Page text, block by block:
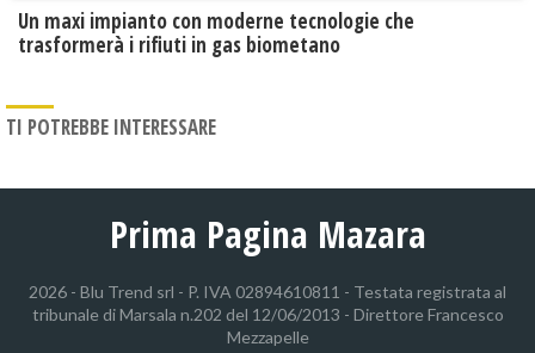
Un maxi impianto con moderne tecnologie che
trasformerà i rifiuti in gas biometano
TI POTREBBE INTERESSARE
Prima Pagina Mazara
2026 - Blu Trend srl - P. IVA 02894610811 - Testata registrata al
tribunale di Marsala n.202 del 12/06/2013 - Direttore Francesco
Mezzapelle